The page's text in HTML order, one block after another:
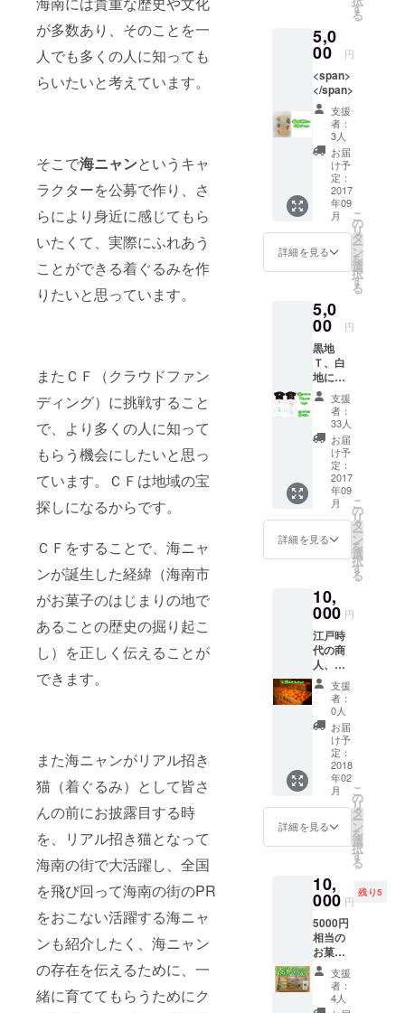
が多数あり、そのことを一
人でも多くの人に知っても
らいたいと考えています。
そこで海ニャンというキャ
ラクターを公募で作り、さ
らにより身近に感じてもら
いたくて、実際にふれあう
ことができる着ぐるみを作
りたいと思っています。
またＣＦ（クラウドファン
ディング）に挑戦すること
で、より多くの人に知って
もらう機会にしたいと思っ
ています。ＣＦは地域の宝
探しになるからです。
ＣＦをすることで、海ニャ
ンが誕生した経緯（海南市
がお菓子のはじまりの地で
あることの歴史の掘り起こ
し）を正しく伝えることが
できます。
また海ニャンがリアル招き
猫（着ぐるみ）として皆さ
んの前にお披露目する時
を、リアル招き猫となって
海南の街で大活躍し、全国
を飛び回って海南の街のPR
をおこない活躍する海ニャ
ンも紹介したく、海ニャン
の存在を伝えるために、一
緒に育ててもらうためにク
せん。
す
る
5,0
00 円
<span>
</span>
支援
者：
3人
お届
け予
定：
2017
年09
月
詳細を見る
こ
の
リ
タ
ー
ン
を
選
択
す
る
5,0
00 円
黒地
Ｔ、白
地に青
文字、
白地に
ピンク
文字の
３タイ
プから
お選び
いただ
けま
す。 サ
イズは
男性サ
イズの
Ｍ・
Ｌ・Ｘ
Ｌから
お選び
くださ
い。
キッズ
サイ
ズ、女
性用等
のサイ
ズ、ご
相談に
応じま
す。
支援
者：
33人
お届
け予
定：
2017
年09
月
詳細を見る
こ
の
リ
タ
ー
ン
を
選
択
す
る
10,
000 円
江戸時
代の商
人、紀
伊国屋
文左衛
門は、
下津港
から船
出し、
嵐を乗
り越え
て江戸
にみか
んを運
んだと
されて
す。
「蔵出
しみか
ん」は
収穫し
たみか
んを土
壁の蔵
に貯蔵
支援
者：
0人
お届
け予
定：
2018
年02
月
詳細を見る
こ
の
リ
タ
ー
ン
を
選
択
す
る
10,
000 円
残り5
5000円
相当の
お菓子
詰め合
わせ ※
季節に
より、
支援
者：
4人